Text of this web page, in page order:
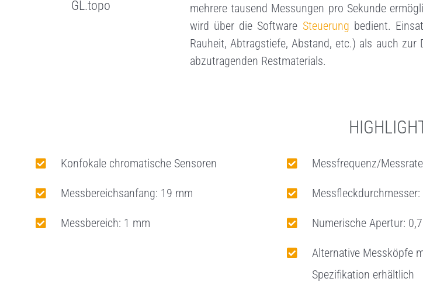
mehrere tausend Messungen pro Sekunde
wird über die Software Steuerung bedient.
Rauheit, Abtragstiefe, Abstand, etc.) als auch
abzutragenden Restmaterials.
Konfokale chromatische Sensoren
Messbereichsanfang: 19 mm
Messbereich: 1 mm
Messfrequenz/
Numerische Apertur: 0,7
Alternative Messköpfe
Spezifikation erhältlich